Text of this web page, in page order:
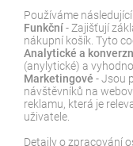
Používáme
Funkční- Zajišťují
nákupní košík. Tyto
Analytické a
(anylytické) a
Marketingové - Jsou
návštěvníků na
reklamu, která je
uživatele.
Detaily o zpracování
E-SHOP